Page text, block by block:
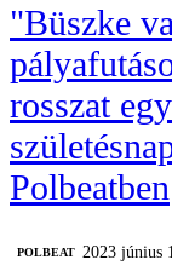
"Büszke
rosszat
Polbeatben
‎POLBEAT
2023 június